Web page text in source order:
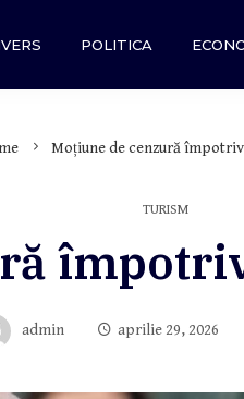
POLITICA
Moțiune de cenzură
TURISM
admin aprilie 29, 2026